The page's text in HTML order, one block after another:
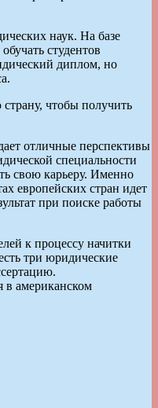
наук. На базе
студентов
диплом, но
чтобы получить
отличные перспективы
специальности
свою карьеру. Именно
европейских стран идет
при поиске работы
к процессу начитки
три юридические
в американском